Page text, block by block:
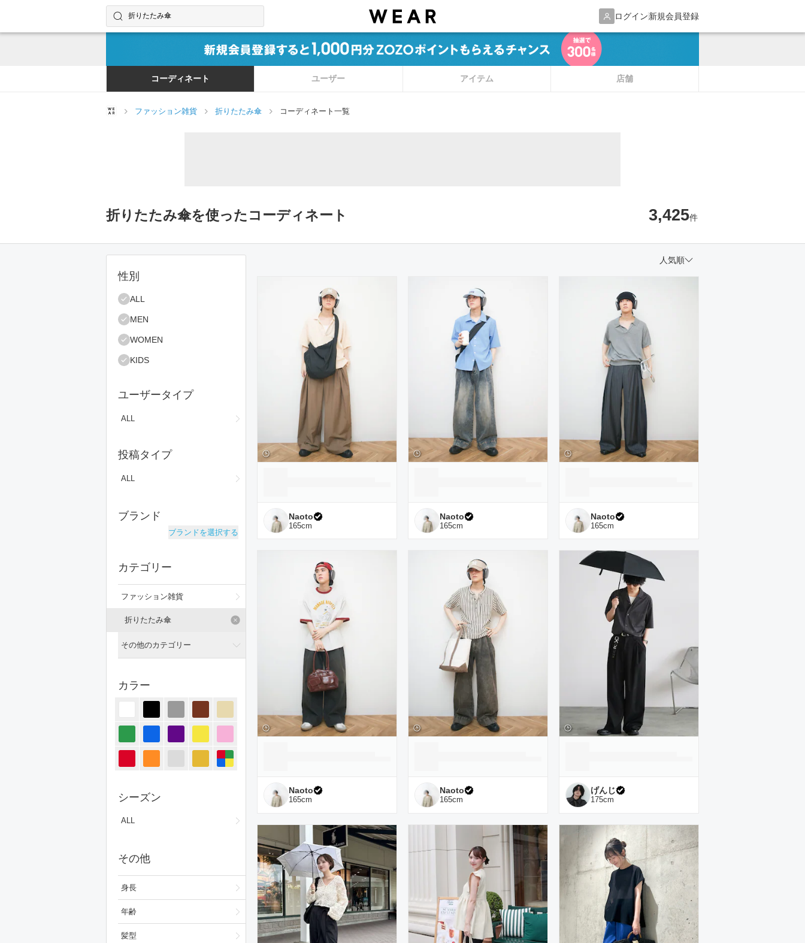
ログイン新規会員登録
コーディネートやユーザーを探す
検索する
コーディネート ユーザー アイテム 店舗
ファッション雑貨 折りたたみ傘 コーディネート一覧
折りたたみ傘を使ったコーディネート 3,425件
絞り込み条件
性別
ALL
MEN
WOMEN
KIDS
ユーザータイプ
ALL
投稿タイプ
ALL
ブランド
ブランドを選択する
カテゴリー
ファッション雑貨
折りたたみ傘
その他のカテゴリー
ジャケット/アウター
パンツ
オールインワン・サロペット
バッグ
カラー
シーズン
ALL
その他
身長
年齢
髪型
人気順
Naoto
165cm
Naoto
165cm
Naoto
165cm
Naoto
165cm
Naoto
165cm
げんじ
175cm